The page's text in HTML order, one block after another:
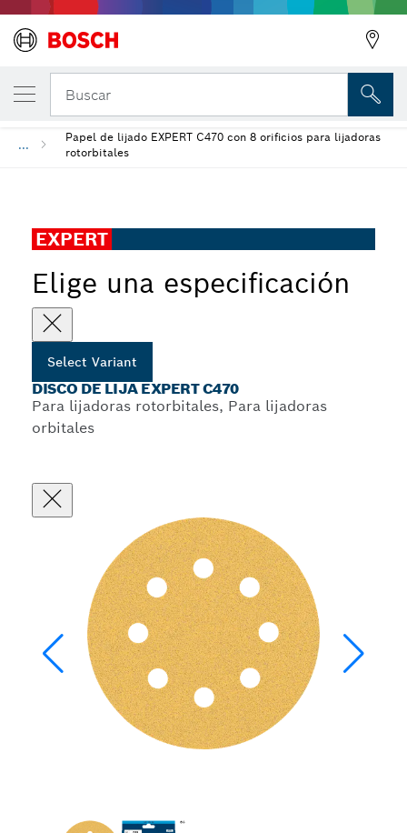
Buscar
...
Papel de lijado EXPERT C470 con 8 orificios para lijadoras
rotorbitales
EXPERT
Elige una especificación
Select Variant
DISCO DE LIJA EXPERT C470
Para lijadoras rotorbitales, Para lijadoras
orbitales
Disco de lija EXPERT C470